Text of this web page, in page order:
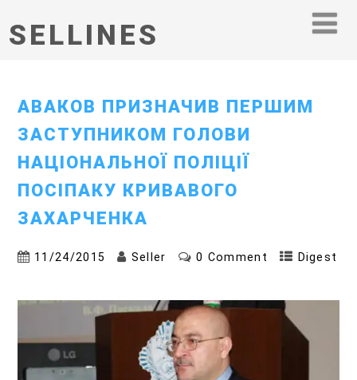
SELLINES
АВАКОВ ПРИЗНАЧИВ ПЕРШИМ
ЗАСТУПНИКОМ ГОЛОВИ
НАЦІОНАЛЬНОЇ ПОЛІЦІЇ
ПОСІПАКУ КРИВАВОГО
ЗАХАРЧЕНКА
11/24/2015 Seller 0 Comment Digest